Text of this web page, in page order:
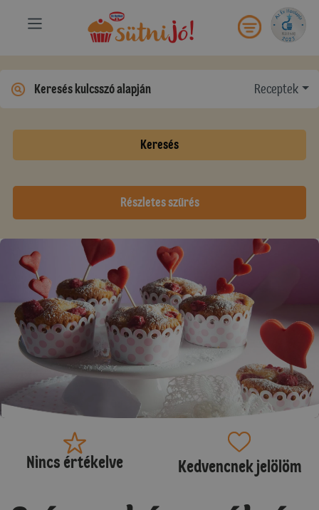
Receptek
Keresés
Részletes szűrés
Nincs értékelve Kedvencnek jelölöm